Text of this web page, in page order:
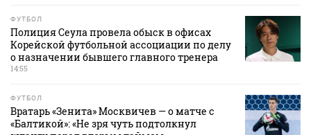
ФУТБОЛ
Полиция Сеула провела обыск в офисах
Корейской футбольной ассоциации по делу
о назначении бывшего главного тренера
14:55
ФУТБОЛ
Вратарь «Зенита» Москвичев — о матче с
«Балтикой»: «Не зря чуть подтолкнул